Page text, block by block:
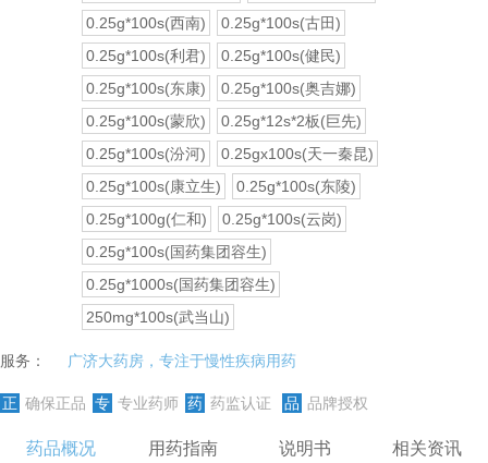
0.25g*100s(西南)
0.25g*100s(古田)
0.25g*100s(利君)
0.25g*100s(健民)
0.25g*100s(东康)
0.25g*100s(奥吉娜)
0.25g*100s(蒙欣)
0.25g*12s*2板(巨先)
0.25g*100s(汾河)
0.25gx100s(天一秦昆)
0.25g*100s(康立生)
0.25g*100s(东陵)
0.25g*100g(仁和)
0.25g*100s(云岗)
0.25g*100s(国药集团容生)
0.25g*1000s(国药集团容生)
250mg*100s(武当山)
服务： 广济大药房，专注于慢性疾病用药
正 确保正品 专 专业药师 药 药监认证 品 品牌授权
药品概况 用药指南 说明书 相关资讯